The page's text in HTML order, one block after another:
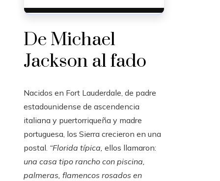
De Michael
Jackson al fado
Nacidos en Fort Lauderdale, de padre
estadounidense de ascendencia
italiana y puertorriqueña y madre
portuguesa, los Sierra crecieron en una
postal. “Florida típica, ellos llamaron:
una casa tipo rancho con piscina,
palmeras, flamencos rosados ​​en